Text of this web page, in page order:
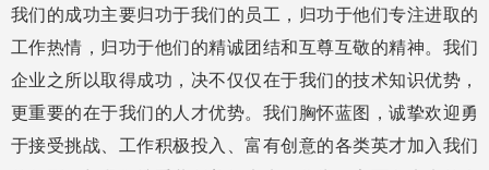
我们的成功主要归功于我们的员工，归功于他们专注进取的
工作热情，归功于他们的精诚团结和互尊互敬的精神。我们
企业之所以取得成功，决不仅仅在于我们的技术知识优势，
更重要的在于我们的人才优势。我们胸怀蓝图，诚挚欢迎勇
于接受挑战、工作积极投入、富有创意的各类英才加入我们